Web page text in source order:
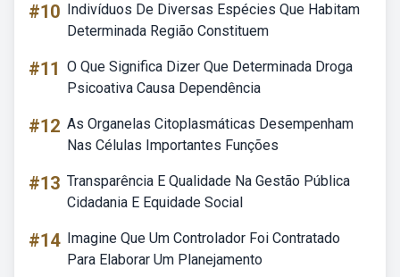
#10 Indivíduos De Diversas Espécies Que Habitam
Determinada Região Constituem
#11 O Que Significa Dizer Que Determinada Droga
Psicoativa Causa Dependência
#12 As Organelas Citoplasmáticas Desempenham
Nas Células Importantes Funções
#13 Transparência E Qualidade Na Gestão Pública
Cidadania E Equidade Social
#14 Imagine Que Um Controlador Foi Contratado
Para Elaborar Um Planejamento